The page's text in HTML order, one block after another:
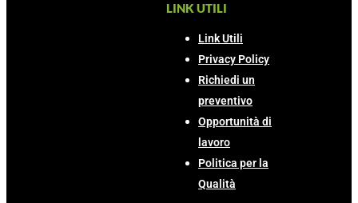
LINK UTILI
Link Utili
Privacy Policy
Richiedi un
preventivo
Opportunità di
lavoro
Politica per la
Qualità